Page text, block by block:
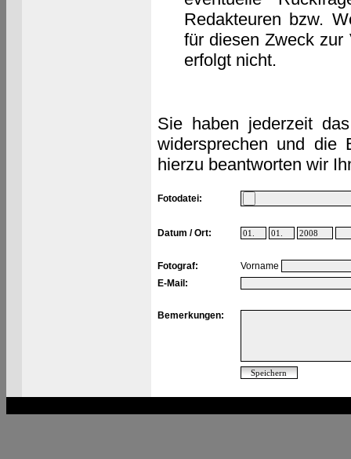
Redakteuren bzw.
für diesen Zweck zur
erfolgt nicht.
Sie haben jederzeit
widersprechen und die
hierzu beantworten wir
Fotodatei:
Datum / Ort:
Fotograf:
Vorname
E-Mail:
Bemerkungen: